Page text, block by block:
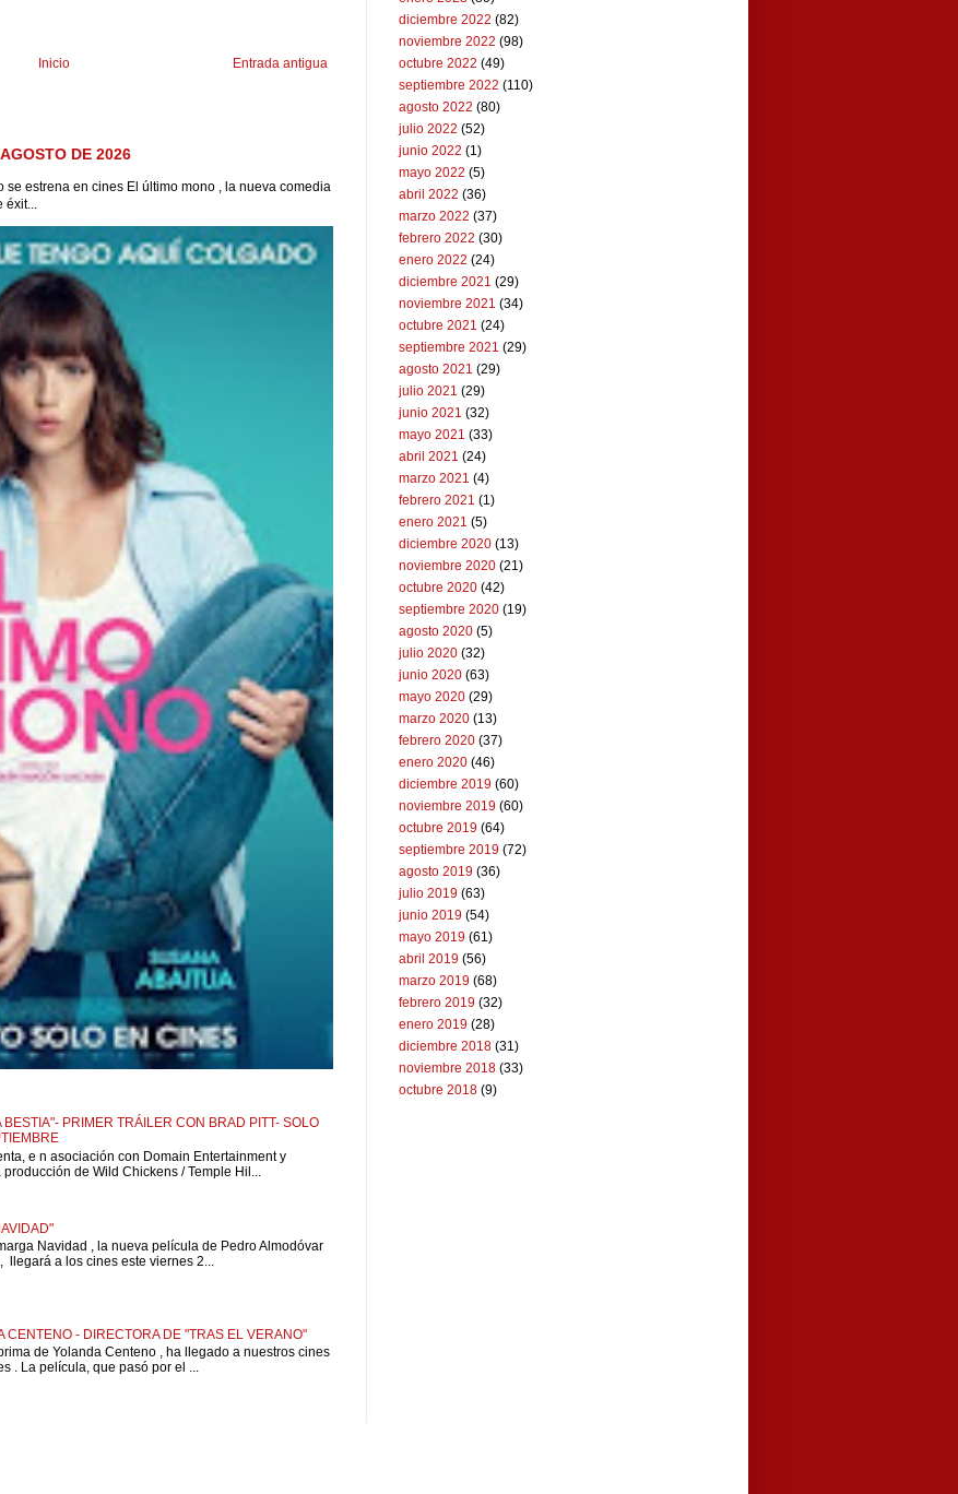
Entrada antigua
Inicio
DE 2026
se estrena en cines El último mono , la nueva comedia
éxit...
PRIMER TRÁILER CON BRAD PITT- SOLO
e n asociación con Domain Entertainment y
de Wild Chickens / Temple Hil...
Navidad , la nueva película de Pedro Almodóvar
llegará a los cines este viernes 2...
CENTENO - DIRECTORA DE "TRAS EL VERANO"
de Yolanda Centeno , ha llegado a nuestros cines
. La película, que pasó por el ...
diciembre 2022 (82)
noviembre 2022 (98)
octubre 2022 (49)
septiembre 2022 (110)
agosto 2022 (80)
julio 2022 (52)
junio 2022 (1)
mayo 2022 (5)
abril 2022 (36)
marzo 2022 (37)
febrero 2022 (30)
enero 2022 (24)
diciembre 2021 (29)
noviembre 2021 (34)
octubre 2021 (24)
septiembre 2021 (29)
agosto 2021 (29)
julio 2021 (29)
junio 2021 (32)
mayo 2021 (33)
abril 2021 (24)
marzo 2021 (4)
febrero 2021 (1)
enero 2021 (5)
diciembre 2020 (13)
noviembre 2020 (21)
octubre 2020 (42)
septiembre 2020 (19)
agosto 2020 (5)
julio 2020 (32)
junio 2020 (63)
mayo 2020 (29)
marzo 2020 (13)
febrero 2020 (37)
enero 2020 (46)
diciembre 2019 (60)
noviembre 2019 (60)
octubre 2019 (64)
septiembre 2019 (72)
agosto 2019 (36)
julio 2019 (63)
junio 2019 (54)
mayo 2019 (61)
abril 2019 (56)
marzo 2019 (68)
febrero 2019 (32)
enero 2019 (28)
diciembre 2018 (31)
noviembre 2018 (33)
octubre 2018 (9)